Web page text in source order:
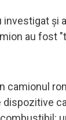
investigat și
au fost
camionul